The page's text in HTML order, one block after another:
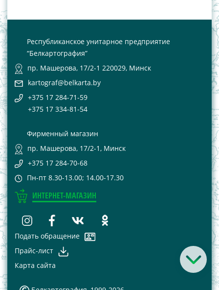
Республиканское унитарное предприятие
“Белкартография”
пр. Машерова, 17/2-1 220029, Минск
kartograf@belkarta.by
+375 17 284-71-59
+375 17 334-81-54
Фирменный магазин
пр. Машерова, 17/2-1, Минск
+375 17 284-70-68
Пн-пт 8.30-13.00; 14.00-17.30
ИНТЕРНЕТ-МАГАЗИН
Подать обращение
Прайс-лист
Карта сайта